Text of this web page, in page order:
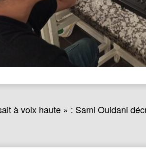
à voix haute » : Sami Ouidani